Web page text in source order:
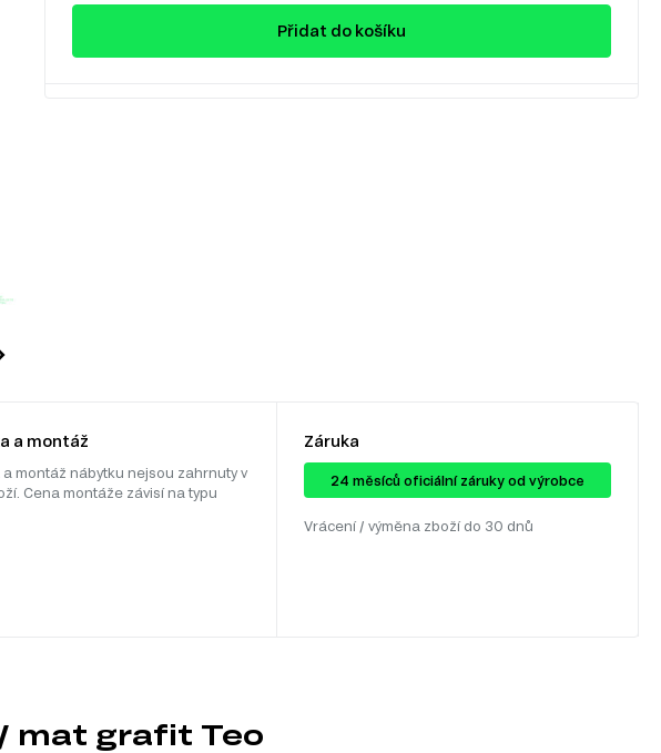
Přidat do košíku
a montáž
a montáž nábytku nejsou zahrnuty v
Cena montáže závisí na typu
Záruka
24 ​​​​měsíců oficiální záruky od výrobce
Vrácení / výměna zboží do 30 dnů
mat grafit Teo